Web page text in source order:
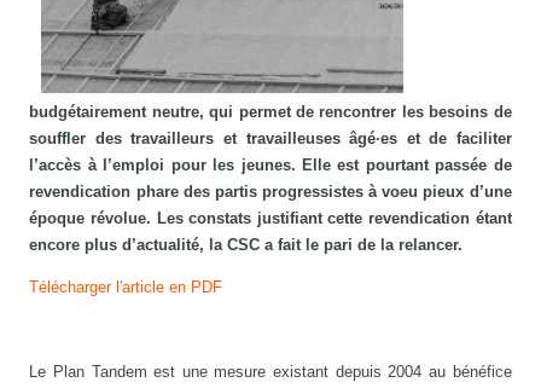
budgétairement neutre, qui permet de rencontrer les besoins de
souffler des travailleurs et travailleuses âgé·es et de faciliter
l’accès à l’emploi pour les jeunes. Elle est pourtant passée de
revendication phare des partis progressistes à voeu pieux d’une
époque révolue. Les constats justifiant cette revendication étant
encore plus d’actualité, la CSC a fait le pari de la relancer.
Télécharger l'article en PDF
Le Plan Tandem est une mesure existant depuis 2004 au bénéfice